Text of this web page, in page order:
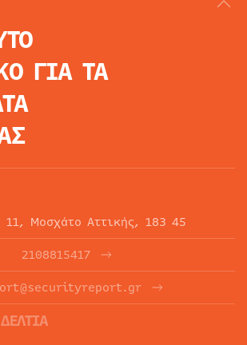
ΓΙΑ ΤΑ
Μοσχάτο Αττικής, 183 45
2108815417